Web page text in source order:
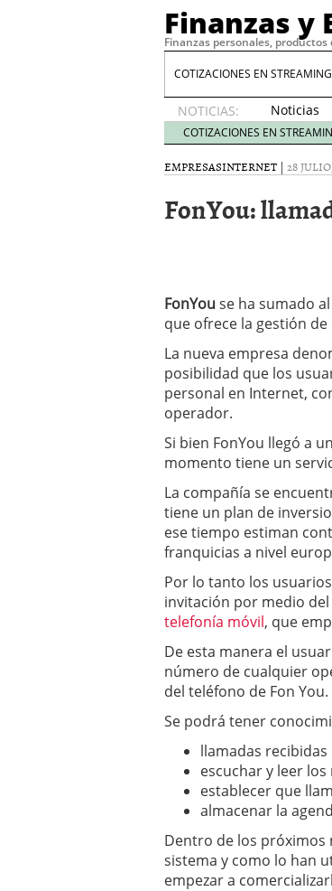
Finanzas y
Finanzas personales,
COTIZACIONES EN STREAMING
NOTICIAS:
Noticias
de XRP
por qué
las
de
whales
de 2026
acelera la
Meses sin
compras 24
Planificar
¿Cuánto
COTIZACIONES EN
EMPRESASINTERNET | 28
FonYou:
FonYou se ha sumado
que ofrece la gestión de
La nueva empresa
posibilidad que los
personal en Internet,
operador.
Si bien FonYou llegó a
momento tiene un
La compañía se
tiene un plan de
ese tiempo estiman
franquicias a nivel
Por lo tanto los
invitación por medio del
telefonía móvil, que
De esta manera el
número de cualquier
del teléfono de Fon You.
Se podrá tener
llamadas recibidas
escuchar y leer los
establecer que
almacenar la
Dentro de los próximos
sistema y como lo han
empezar a